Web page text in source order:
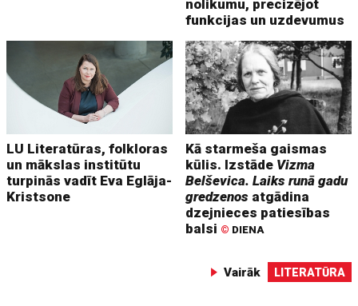
nolikumu, precizējot
funkcijas un uzdevumus
LU Literatūras, folkloras
un mākslas institūtu
turpinās vadīt Eva Eglāja-
Kristsone
Kā starmeša gaismas
kūlis. Izstāde Vizma
Belševica. Laiks runā gadu
gredzenos atgādina
dzejnieces patiesības
balsi © DIENA
Vairāk LITERATŪRA